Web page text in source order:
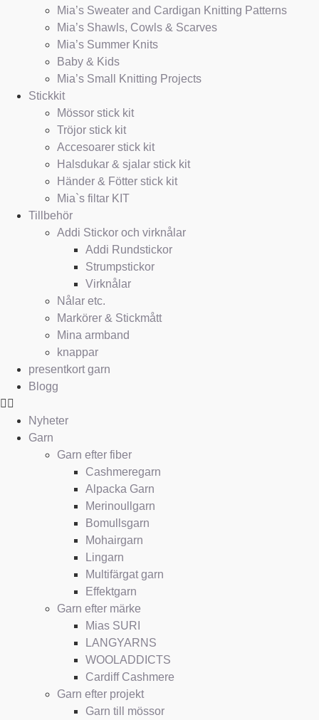
Mia’s Sweater and Cardigan Knitting Patterns
Mia’s Shawls, Cowls & Scarves
Mia’s Summer Knits
Baby & Kids
Mia’s Small Knitting Projects
Stickkit
Mössor stick kit
Tröjor stick kit
Accesoarer stick kit
Halsdukar & sjalar stick kit
Händer & Fötter stick kit
Mia`s filtar KIT
Tillbehör
Addi Stickor och virknålar
Addi Rundstickor
Strumpstickor
Virknålar
Nålar etc.
Markörer & Stickmått
Mina armband
knappar
presentkort garn
Blogg
Nyheter
Garn
Garn efter fiber
Cashmeregarn
Alpacka Garn
Merinoullgarn
Bomullsgarn
Mohairgarn
Lingarn
Multifärgat garn
Effektgarn
Garn efter märke
Mias SURI
LANGYARNS
WOOLADDICTS
Cardiff Cashmere
Garn efter projekt
Garn till mössor